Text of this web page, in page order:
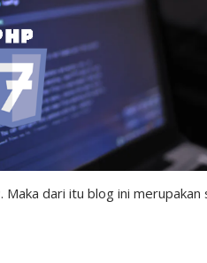
dari itu blog ini